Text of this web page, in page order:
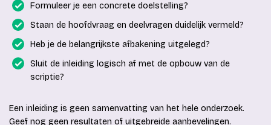
Formuleer je een concrete doelstelling?
Staan de hoofdvraag en deelvragen duidelijk vermeld?
Heb je de belangrijkste afbakening uitgelegd?
Sluit de inleiding logisch af met de opbouw van de
scriptie?
Een inleiding is geen samenvatting van het hele onderzoek.
Geef nog geen resultaten of uitgebreide aanbevelingen.